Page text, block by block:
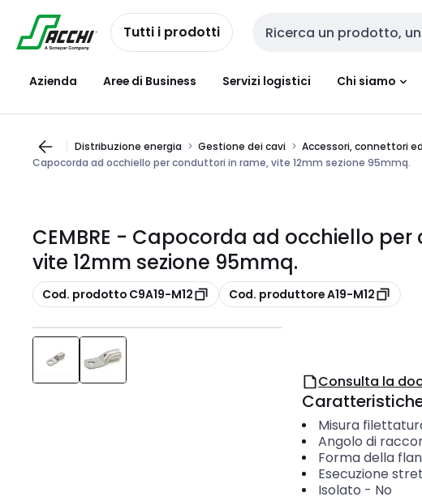
navigazione
Salta al
contenutoTutti i prodotti Cerca input
Azienda Aree di Business Servizi logistici Chi siamo
Distribuzione energia Gestione dei cavi Accessori, connettori
Capocorda ad occhiello per conduttori in rame, vite 12mm sezione 95mmq.
CEMBRE - Capocorda ad occhiello
vite 12mm sezione 95mmq.
copia
Cod. prodotto C9A19-M12 copia
Cod. produttore A19-M12
Consulta la
Misura
Angolo di
Forma della
Esecuzione
Isolato - No